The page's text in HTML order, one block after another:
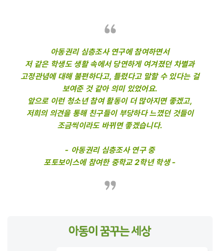
아동권리 심층조사 연구에 참여하면서
저 같은 학생도 생활 속에서 당연하게 여겨졌던 차별과
고정관념에 대해 불편하다고, 틀렸다고 말할 수 있다는 걸
보여준 것 같아 의미 있었어요.
앞으로 이런 청소년 참여 활동이 더 많아지면 좋겠고,
저희의 의견을 통해 친구들이 부당하다 느꼈던 것들이
조금씩이라도 바뀌면 좋겠습니다.
- 아동권리 심층조사 연구 중
포토보이스에 참여한 중학교 2학년 학생 -